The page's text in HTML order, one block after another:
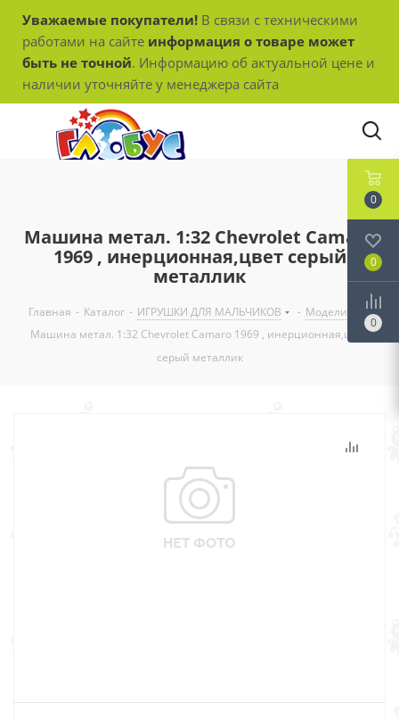
Уважаемые покупатели! В связи с техническими
работами на сайте информация о товаре может
быть не точной. Информацию об актуальной цене и
наличии уточняйте у менеджера сайта
Машина метал. 1:32 Chevrolet Camaro
1969 , инерционная,цвет серый
металлик
Главная - Каталог - ИГРУШКИ ДЛЯ МАЛЬЧИКОВ - Модели
-
Машина метал. 1:32 Chevrolet Camaro 1969 , инерционная,цвет
серый металлик
0
0
0